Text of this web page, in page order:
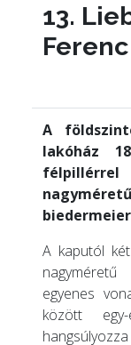
13.
A
lakóház
A kaputól
egyenes
között